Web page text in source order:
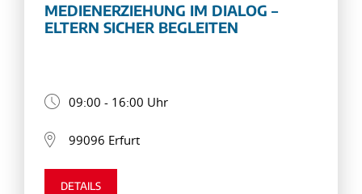
MEDIENERZIEHUNG IM DIALOG –
ELTERN SICHER BEGLEITEN
09:00 - 16:00 Uhr
99096 Erfurt
DETAILS